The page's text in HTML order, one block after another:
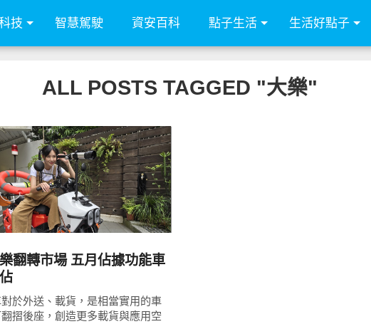
技 智慧駕駛 資安百科 點子生活 生活好點子
ALL POSTS TAGGED "大樂"
READ
MORE
翻轉市場 五月佔據功能車
於外送、載貨，是相當實用的車
摺後座，創造更多載貨與應用空